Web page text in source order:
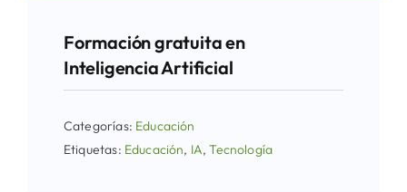
Formación gratuita en
Inteligencia Artificial
Categorías: Educación
Etiquetas: Educación, IA,Tecnología